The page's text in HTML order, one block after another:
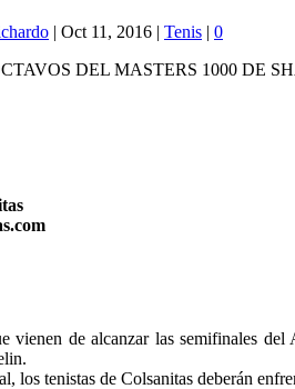
| Oct 11, 2016 | Tenis | 0
vienen de alcanzar las semifinales
los tenistas de Colsanitas deberán